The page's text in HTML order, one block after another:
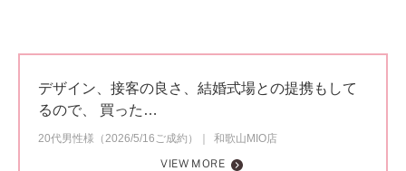
デザイン、接客の良さ、結婚式場との提携もして
るので、 買った…
20代男性様（2026/5/16ご成約）
和歌山MIO店
VIEW MORE